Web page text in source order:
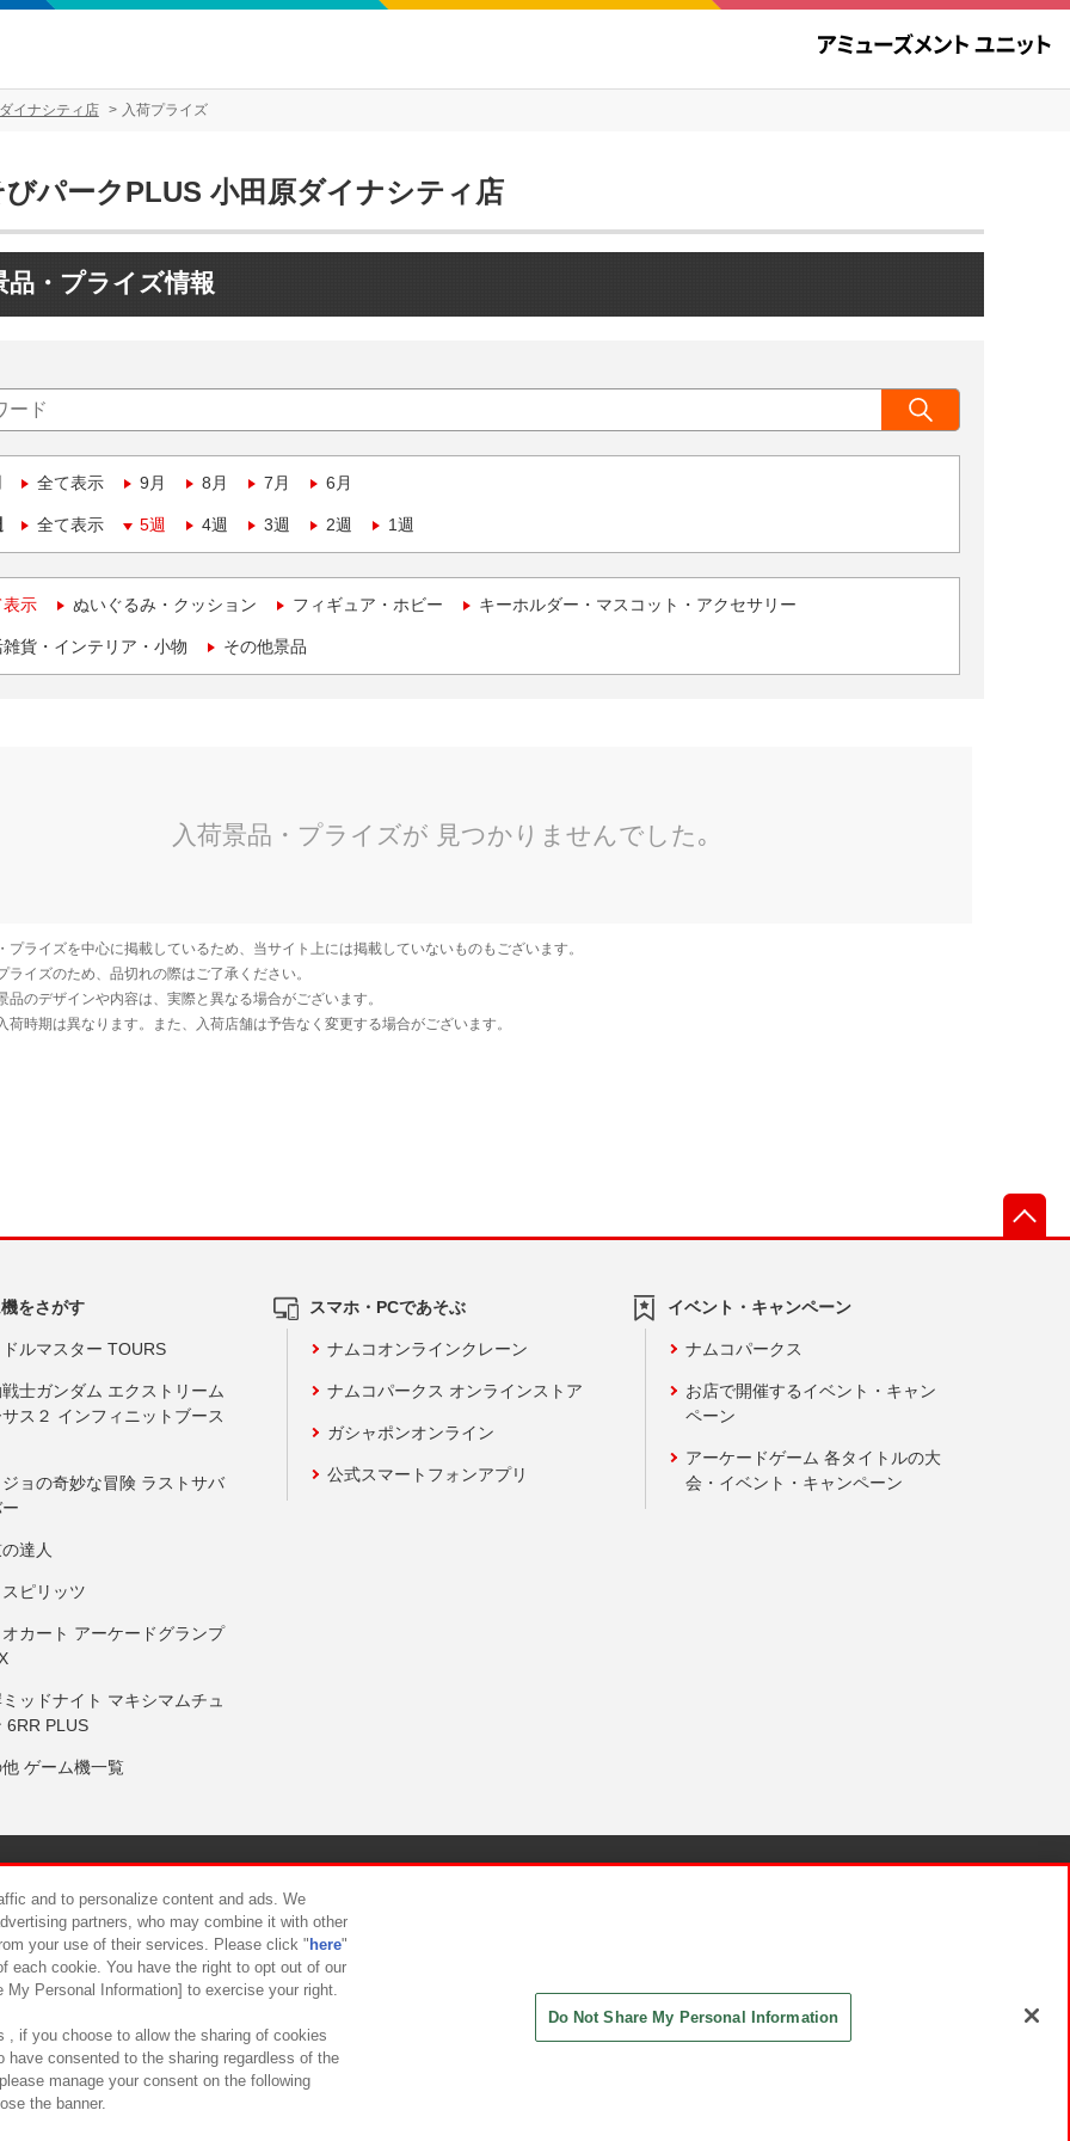
イナシティ店 入荷プライズ
パークPLUS 小田原ダイナシティ店
品・プライズ情報
全て表示 9月 8月 7月 6月
全て表示 5週 4週 3週 2週 1週
表示 ぬいぐるみ・クッション フィギュア・ホビー キーホルダー・マスコット・アクセサリー
貨・インテリア・小物 その他景品
をさがす
ルマスター TOURS
士ガンダム エクストリーム
ス２ インフィニットブース
ョの奇妙な冒険 ラストサバ
達人
ピリッツ
カート アーケードグランプ
ッドナイト マキシマムチュ
6RR PLUS
ゲーム機一覧
スマホ・PCであそぶ
ナムコオンラインクレーン
ナムコパークス オンラインストア
ガシャポンオンライン
公式スマートフォンアプリ
イベント・キャンペーン
ナムコパークス
お店で開催するイベント・キャン
ペーン
アーケードゲーム 各タイトルの大
会・イベント・キャンペーン
について カスタマーハラスメント対応方針
and to personalize content and ads. We
partners, who may combine it with other
your use of their services. Please click " here"
each cookie. You have the right to opt out of our
Personal Information] to exercise your right.
, if you choose to allow the sharing of cookies
have consented to the sharing regardless of the
manage your consent on the following
the banner.
Do Not Share My Personal Information